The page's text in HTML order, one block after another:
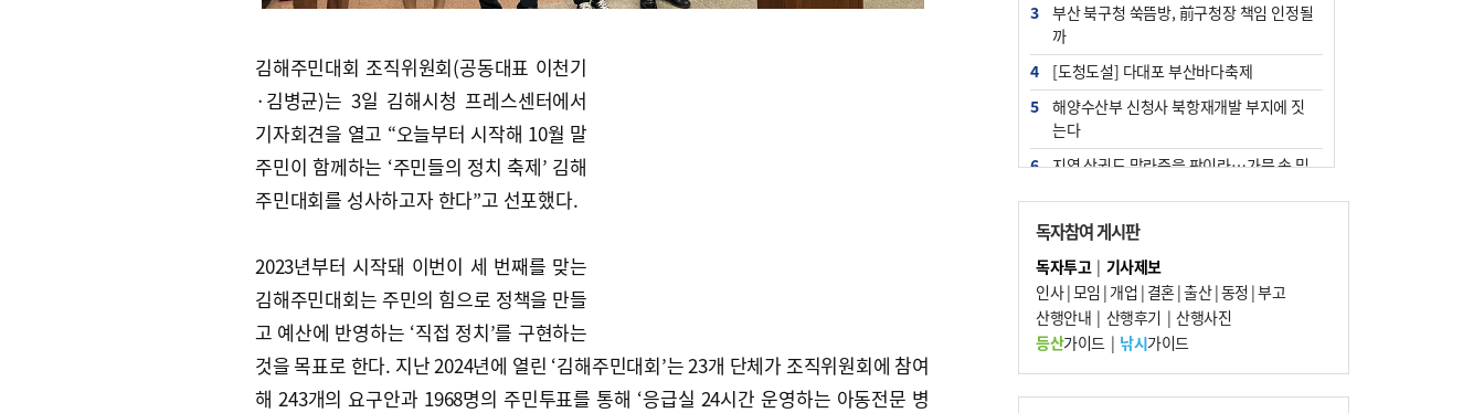
김해주민대회 조직위원회(공동대표 이천기
·김병균)는 3일 김해시청 프레스센터에서
기자회견을 열고 “오늘부터 시작해 10월 말
주민이 함께하는 ‘주민들의 정치 축제’ 김해
주민대회를 성사하고자 한다”고 선포했다.
2023년부터 시작돼 이번이 세 번째를 맞는
김해주민대회는 주민의 힘으로 정책을 만들
고 예산에 반영하는 ‘직접 정치’를 구현하는
것을 목표로 한다. 지난 2024년에 열린 ‘김해주민대회’는 23개 단체가 조직위원회에 참여
해 243개의 요구안과 1968명의 주민투표를 통해 ‘응급실 24시간 운영하는 아동전문 병
3
부산 북구청 쑥뜸방, 前구청장 책임 인정될
까
4
[도청도설] 다대포 부산바다축제
5
해양수산부 신청사 북항재개발 부지에 짓
는다
6
지역 상권도 말라죽을 판이라…가뭄 속 밀
7
법원, 단차 논란 북항 복합환승센터 공사중
지 관련 현장검증
8
통영시민 추석 전 35만 원 받는다
9
부산 철강공장 50대 노동자 추락사
10 국힘 부산시당, ‘정이한 조력’ 시의원 윤리
위에…‘한동훈 지지’도 신고접수
독자참여 게시판
독자투고| 기사제보
인사|모임 | 개업 | 결혼|출산|동정 |부고
산행안내 | 산행후기 | 산행사진
등산가이드| 낚시가이드